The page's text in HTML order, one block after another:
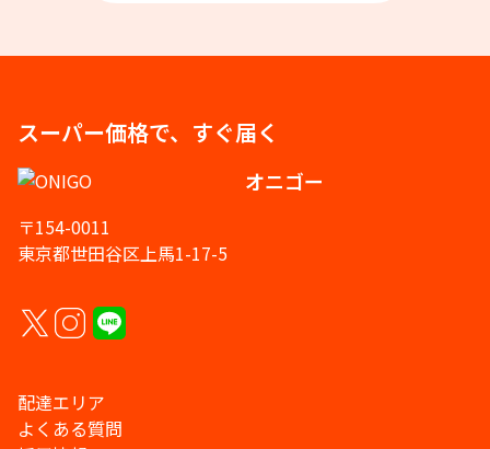
スーパー価格で、すぐ届く
オニゴー
〒154-0011
東京都世田谷区上馬1-17-5
配達エリア
よくある質問